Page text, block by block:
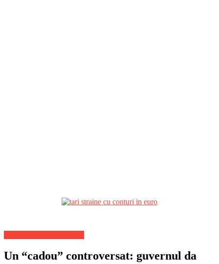
Un “cadou” controversat: guvernul da